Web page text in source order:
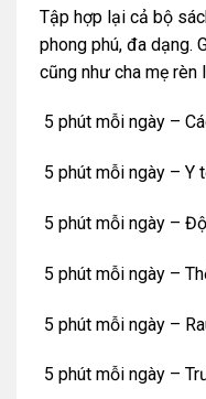
Tập hợp lại cả bộ
phong phú, đa dạng.
cũng như cha mẹ rèn
5 phút mỗi ngày –
5 phút mỗi ngày – Y
5 phút mỗi ngày –
5 phút mỗi ngày –
5 phút mỗi ngày –
5 phút mỗi ngày –